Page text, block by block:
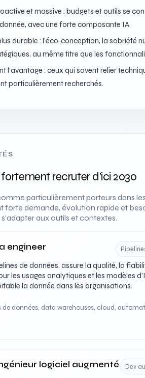
et massive : budgets et outils se
avec une forte composante IA.
durable : l’éco‑conception, la sobriété
au même titre que les
l’avantage : ceux qui savent relier
particulièrement recherchés.
recruter d’ici 2030
particulièrement porteurs dans
forte demande, évolution rapide et
aux outils et contextes.
engineer
de données, assure la qualité, la
les usages analytiques et les modèles
la donnée dans les organisations.
de données, data warehouses, cloud,
logiciel augmenté Dev